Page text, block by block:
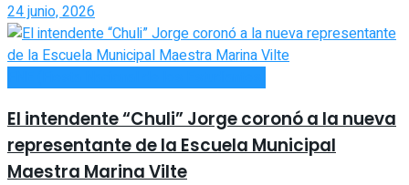
24 junio, 2026
El intendente “Chuli” Jorge coronó a la nueva
representante de la Escuela Municipal
Maestra Marina Vilte